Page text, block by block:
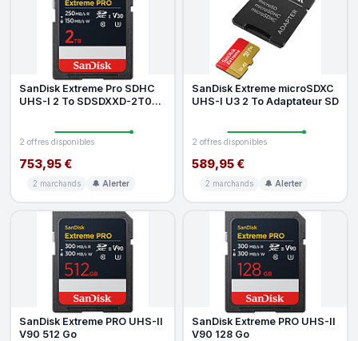
SanDisk Extreme Pro SDHC
UHS-I 2 To SDSDXXD-2T00-
2 offres disponibles
753,95 €
2 marchands 🔔 Alerter
SanDisk Extreme microSDXC
UHS-I U3 2 To Adaptateur SD
2 offres disponibles
589,95 €
2 marchands 🔔 Alerter
SanDisk Extreme PRO UHS-II
V90 512 Go
SanDisk Extreme PRO UHS-II
V90 128 Go